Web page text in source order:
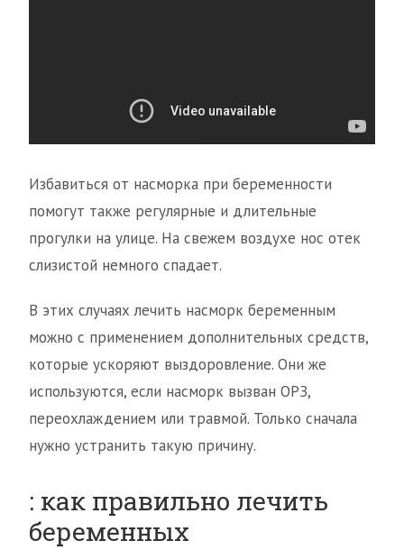
Избавиться от насморка при беременности
помогут также регулярные и длительные
прогулки на улице. На свежем воздухе нос отек
слизистой немного спадает.
В этих случаях лечить насморк беременным
можно с применением дополнительных средств,
которые ускоряют выздоровление. Они же
используются, если насморк вызван ОРЗ,
переохлаждением или травмой. Только сначала
нужно устранить такую причину.
: как правильно лечить
беременных